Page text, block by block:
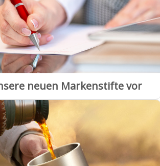
neuen Markenstifte vor